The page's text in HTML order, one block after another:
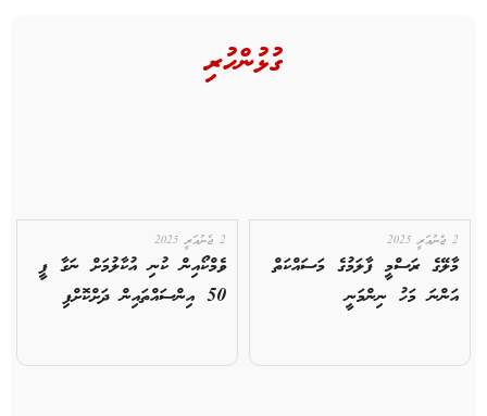
ގުޅުންހުރި
2 ޖެނުއަރީ 2025
މާލޭގެ ރަސްމީ ފާލަމުގެ މަސައްކަތް
އަންނަ މަހު ނިންމަނީ
2 ޖެނުއަރީ 2025
ވެމްކޯއިން ކުނި އުކާލުމަށް ނަގާ ފީ
50 އިންސައްތައިން ދަށްކޮށްފި